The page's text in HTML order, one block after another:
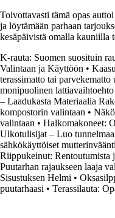
Toivottavasti tämä opas
ja löytämään parhaan
kesäpäivistä omalla kauniilla
K-rauta: Suomen suosituin
Valintaan ja Käyttöön •
terassimatto tai parvekematto
monipuolinen lattiavaihtoehto
– Laadukasta Materiaalia
kompostorin valintaan •
valintaan • Halkomakoneet:
Ulkotulisijat – Luo
sähkökäyttöiset
Riippukeinut: Rentoutumista
Puutarhan rajaukseen laaja
Sisustuksen Helmi •
puutarhaasi • Terassilauta: